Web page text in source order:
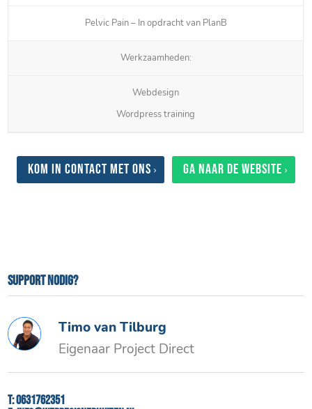
Pelvic Pain – In opdracht van PlanB
Werkzaamheden:
Webdesign
Wordpress training
Kom in contact met ons Ga naar de website
Support nodig?
Timo van Tilburg
Eigenaar Project Direct
T:0631762351